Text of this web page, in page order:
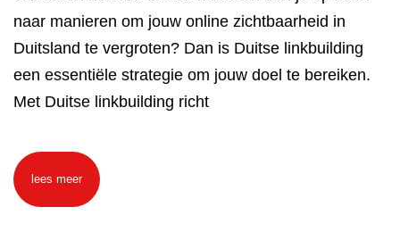
naar manieren om jouw online zichtbaarheid in
Duitsland te vergroten? Dan is Duitse linkbuilding
een essentiële strategie om jouw doel te bereiken.
Met Duitse linkbuilding richt
lees meer